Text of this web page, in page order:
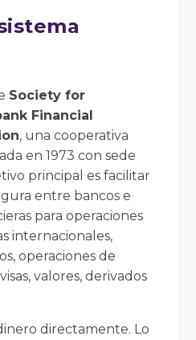
Society for
Financial
, una cooperativa
en 1973 con sede
principal es facilitar
entre bancos e
para operaciones
internacionales,
operaciones de
valores, derivados
directamente. Lo